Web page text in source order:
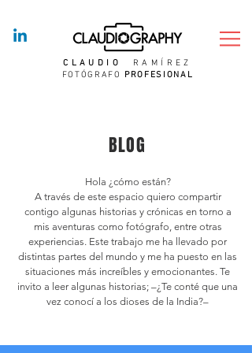
CLAUDIO
RAMÍREZ
FOTÓGRAFO PROFESIONAL
BLOG
Hola ¿cómo están?
A través de este espacio quiero compartir
contigo algunas historias y crónicas en torno a
mis aventuras como fotógrafo, entre otras
experiencias. Este trabajo me ha llevado por
distintas partes del mundo y me ha puesto en las
situaciones más increíbles y emocionantes. Te
invito a leer algunas historias; –¿Te conté que una
vez conocí a los dioses de la India?–